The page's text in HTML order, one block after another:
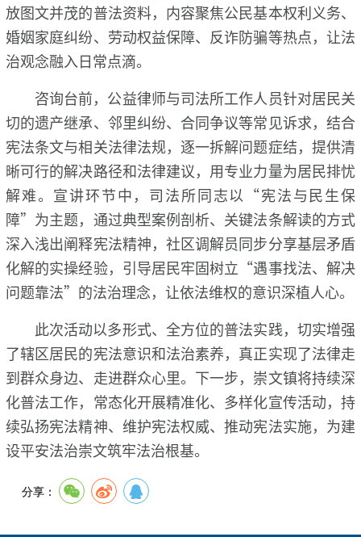
放图文并茂的普法资料，内容聚焦公民基本权利义务、
婚姻家庭纠纷、劳动权益保障、反诈防骗等热点，让法
治观念融入日常点滴。
咨询台前，公益律师与司法所工作人员针对居民关
切的遗产继承、邻里纠纷、合同争议等常见诉求，结合
宪法条文与相关法律法规，逐一拆解问题症结，提供清
晰可行的解决路径和法律建议，用专业力量为居民排忧
解难。宣讲环节中，司法所同志以“宪法与民生保
障”为主题，通过典型案例剖析、关键法条解读的方式
深入浅出阐释宪法精神，社区调解员同步分享基层矛盾
化解的实操经验，引导居民牢固树立“遇事找法、解决
问题靠法”的法治理念，让依法维权的意识深植人心。
此次活动以多形式、全方位的普法实践，切实增强
了辖区居民的宪法意识和法治素养，真正实现了法律走
到群众身边、走进群众心里。下一步，崇文镇将持续深
化普法工作，常态化开展精准化、多样化宣传活动，持
续弘扬宪法精神、维护宪法权威、推动宪法实施，为建
设平安法治崇文筑牢法治根基。
分享：